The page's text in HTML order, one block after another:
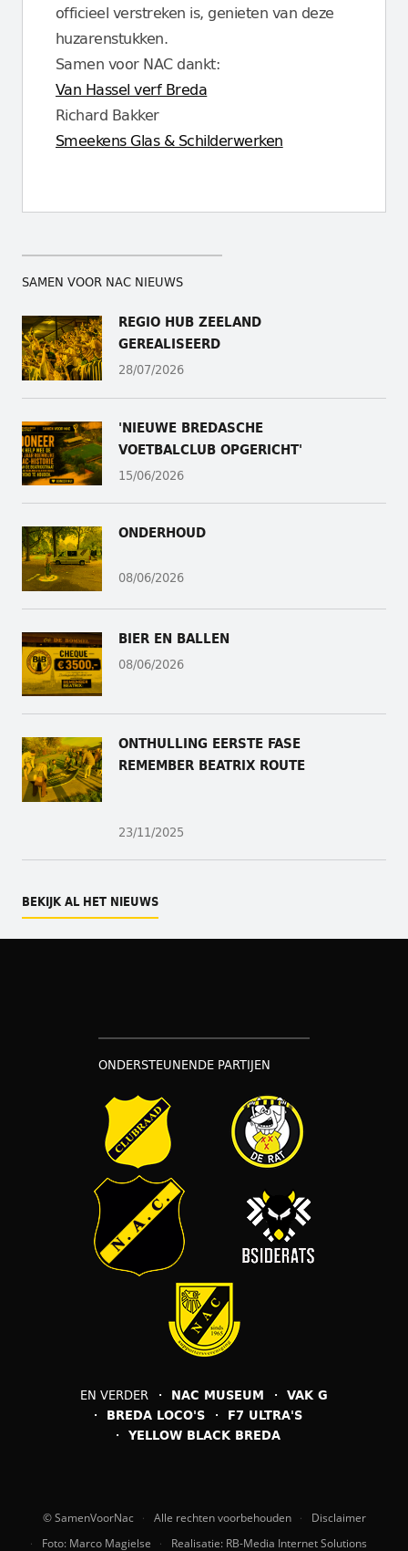
officieel verstreken is, genieten van deze
huzarenstukken.
Samen voor NAC dankt:
Van Hassel verf Breda
Richard Bakker
Smeekens Glas & Schilderwerken
SAMEN VOOR NAC NIEUWS
REGIO HUB ZEELAND
GEREALISEERD
28/07/2026
'NIEUWE BREDASCHE
VOETBALCLUB OPGERICHT'
15/06/2026
ONDERHOUD
08/06/2026
BIER EN BALLEN
08/06/2026
ONTHULLING EERSTE FASE
REMEMBER BEATRIX ROUTE
23/11/2025
BEKIJK AL HET NIEUWS
ONDERSTEUNENDE PARTIJEN
EN VERDER NAC MUSEUM
VAK G
BREDA LOCO'S
F7 ULTRA'S
YELLOW BLACK BREDA
© SamenVoorNac Alle rechten voorbehouden
Disclaimer
Foto: Marco Magielse
Realisatie: RB-Media Internet Solutions